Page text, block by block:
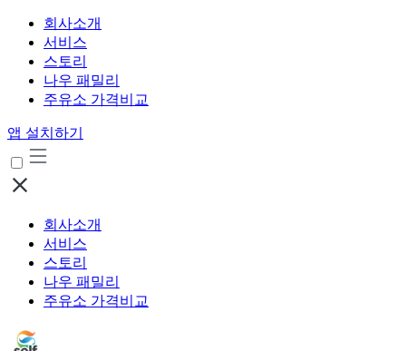
회사소개
서비스
스토리
나우 패밀리
주유소 가격비교
앱 설치하기
회사소개
서비스
스토리
나우 패밀리
주유소 가격비교